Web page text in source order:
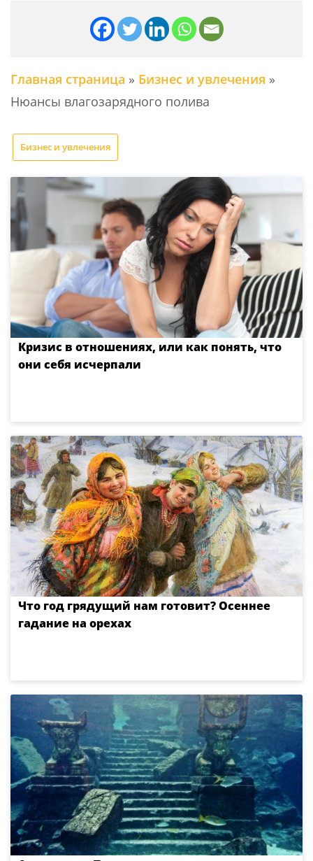
Главная страница » Бизнес и увлечения »
Нюансы влагозарядного полива
Бизнес и увлечения
Кризис в отношениях, или как понять, что
они себя исчерпали
Что год грядущий нам готовит? Осеннее
гадание на орехах